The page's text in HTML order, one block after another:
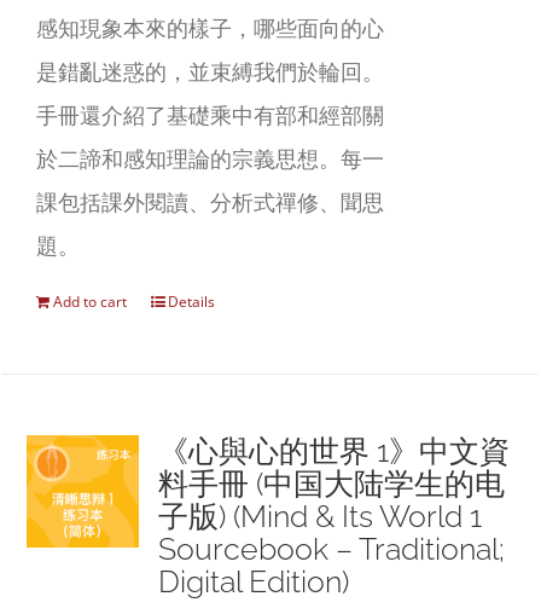
感知現象本來的樣子，哪些面向的心
是錯亂迷惑的，並束縛我們於輪回。
手冊還介紹了基礎乘中有部和經部關
於二諦和感知理論的宗義思想。每一
課包括課外閱讀、分析式禪修、聞思
題。
Add to cart Details
《心與心的世界 1》中文資
料手冊 (中国大陆学生的电
子版) (Mind & Its World 1
Sourcebook – Traditional;
Digital Edition)